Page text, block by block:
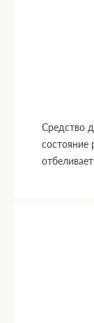
Средство
состояние